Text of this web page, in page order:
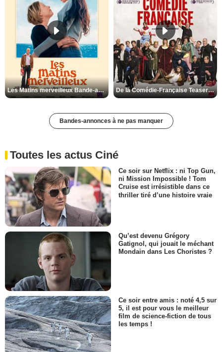
Les Matins merveilleux Bande-annonce VF De la Comédie-Française Teaser VF
Bandes-annonces à ne pas manquer
Toutes les actus Ciné
Ce soir sur Netflix : ni Top Gun,
ni Mission Impossible ! Tom
Cruise est irrésistible dans ce
thriller tiré d’une histoire vraie
Qu’est devenu Grégory
Gatignol, qui jouait le méchant
Mondain dans Les Choristes ?
Ce soir entre amis : noté 4,5 sur
5, il est pour vous le meilleur
film de science-fiction de tous
les temps !